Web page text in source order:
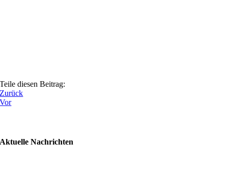
Teile diesen Beitrag:
Zurück
Vor
Aktuelle Nachrichten